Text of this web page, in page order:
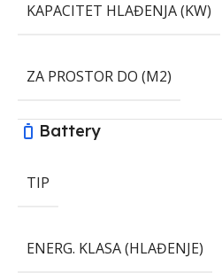
KAPACITET HLAĐENJA (KW)
ZA PROSTOR DO (M2)
Battery
TIP
ENERG. KLASA (HLAĐENJE)